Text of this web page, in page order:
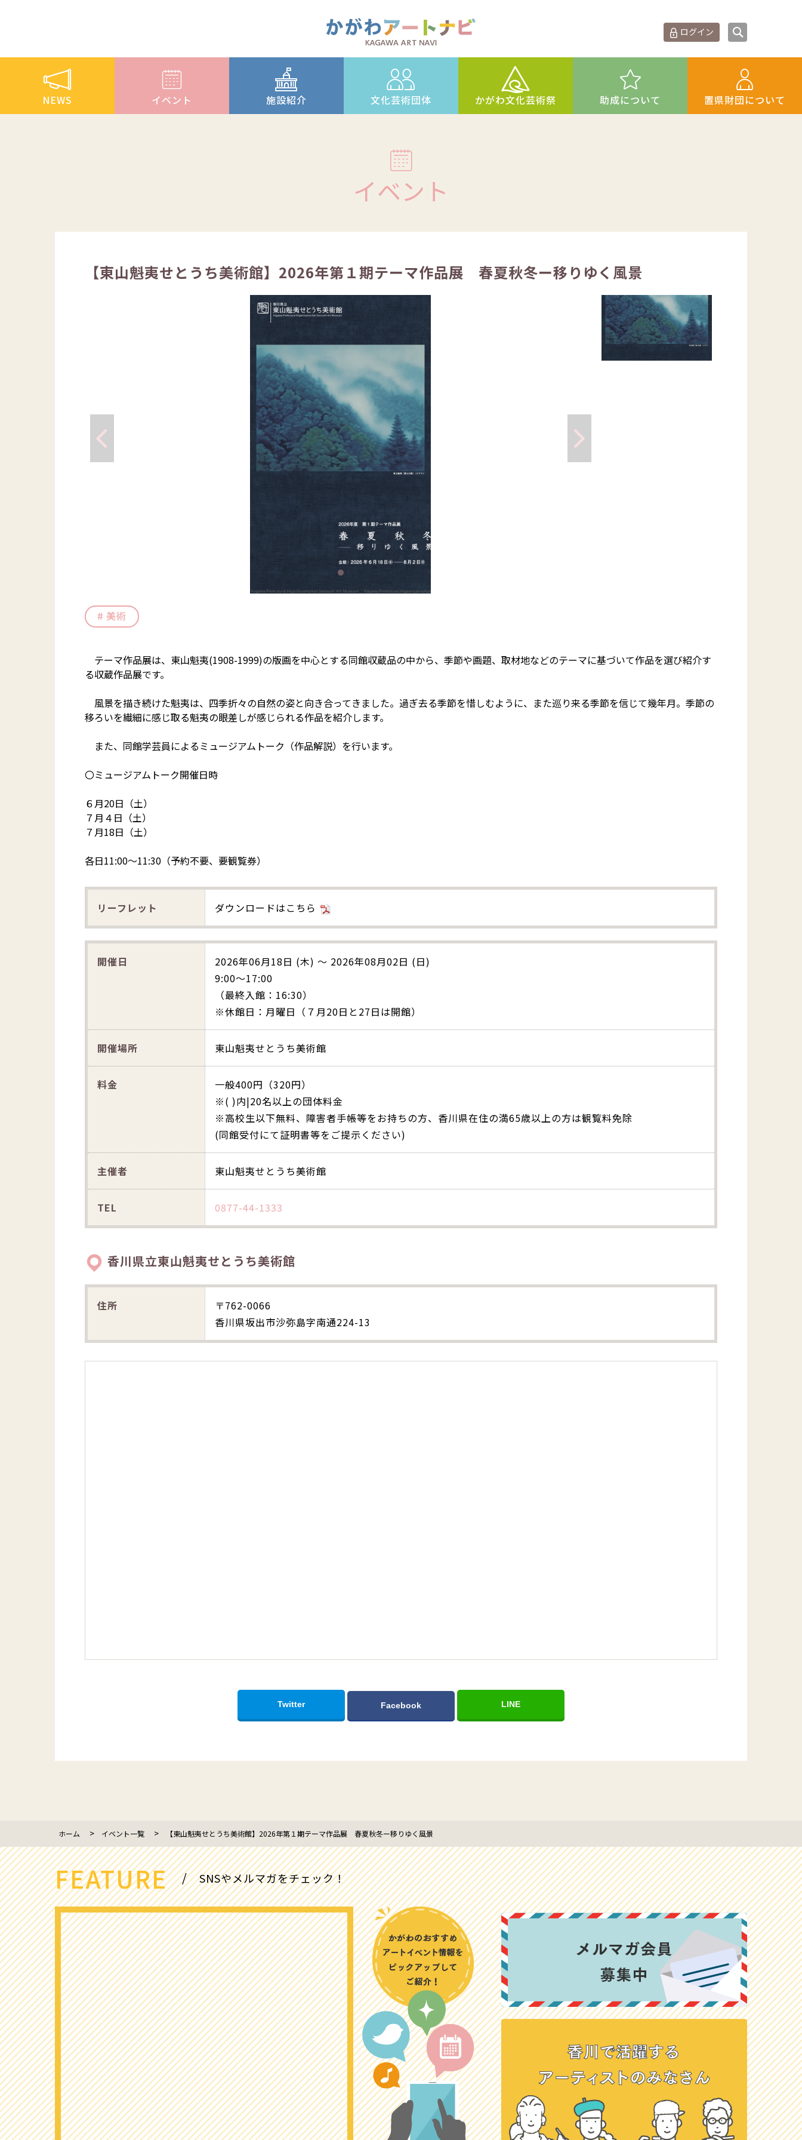
ログイン
NEWS イベント 施設紹介 文化芸術団体 かがわ文化芸術祭 助成について 置県財団について
イベント
【東山魁夷せとうち美術館】2026年第１期テーマ作品展 春夏秋冬ー移りゆく風景
美術
テーマ作品展は、東山魁夷(1908-1999)の版画を中心とする同館収蔵品の中から、季節や画題、取材地などのテーマに基づいて作品を選び紹介す
る収蔵作品展です。
風景を描き続けた魁夷は、四季折々の自然の姿と向き合ってきました。過ぎ去る季節を惜しむように、また巡り来る季節を信じて幾年月。季節の
移ろいを繊細に感じ取る魁夷の眼差しが感じられる作品を紹介します。
また、同館学芸員によるミュージアムトーク（作品解説）を行います。
〇ミュージアムトーク開催日時
６月20日（土）
７月４日（土）
７月18日（土）
各日11:00～11:30（予約不要、要観覧券）
リーフレット ダウンロードはこちら
開催日
2026年06月18日 (木) ～ 2026年08月02日 (日)
9:00～17:00
（最終入館：16:30）
※休館日：月曜日（７月20日と27日は開館）
開催場所 東山魁夷せとうち美術館
料金
一般400円（320円）
※( )内|20名以上の団体料金
※高校生以下無料、障害者手帳等をお持ちの方、香川県在住の満65歳以上の方は観覧料免除
(同館受付にて証明書等をご提示ください)
主催者 東山魁夷せとうち美術館
TEL 0877-44-1333
香川県立東山魁夷せとうち美術館
住所
〒762-0066
香川県坂出市沙弥島字南通224-13
Twitter Facebook LINE
ホーム イベント一覧 【東山魁夷せとうち美術館】2026年第１期テーマ作品展 春夏秋冬ー移りゆく風景
FEATURE SNSやメルマガをチェック！